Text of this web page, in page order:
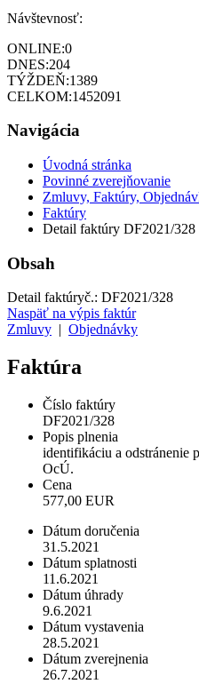
Návštevnosť:
ONLINE:0
DNES:204
TÝŽDEŇ:1389
CELKOM:1452091
Navigácia
Úvodná stránka
Povinné zverejňovanie
Zmluvy, Faktúry,
Faktúry
Detail faktúry DF2021/328
Obsah
Detail faktúryč.: DF2021/328
Naspäť na výpis faktúr
Zmluvy
Objednávky
Faktúra
Číslo faktúry
DF2021/328
Popis plnenia
identifikáciu a odstránenie
OcÚ.
Cena
577,00 EUR
Dátum doručenia
31.5.2021
Dátum splatnosti
11.6.2021
Dátum úhrady
9.6.2021
Dátum vystavenia
28.5.2021
Dátum zverejnenia
26.7.2021